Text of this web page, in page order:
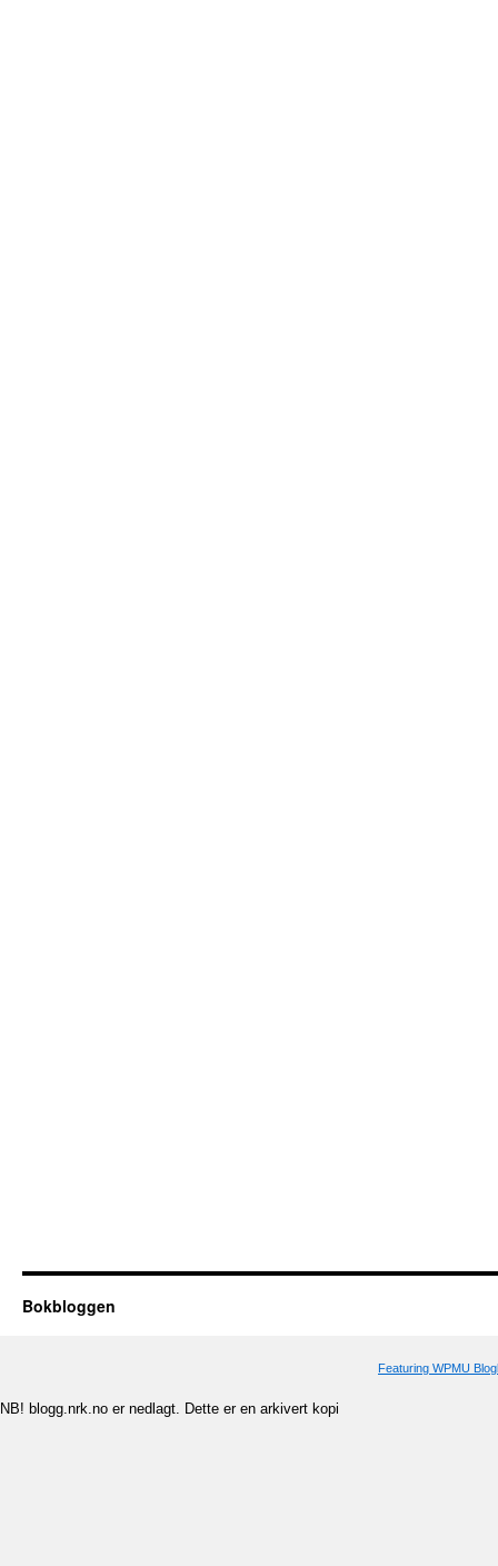
Bokbloggen
Featuring WPMU
NB! blogg.nrk.no er nedlagt. Dette er en arkivert kopi